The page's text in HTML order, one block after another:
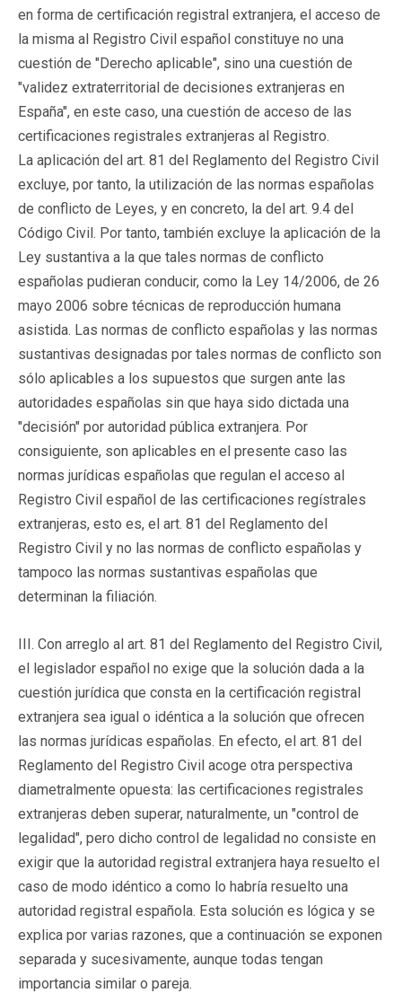
en forma de certificación registral extranjera, el acceso de
la misma al Registro Civil español constituye no una
cuestión de "Derecho aplicable", sino una cuestión de
"validez extraterritorial de decisiones extranjeras en
España", en este caso, una cuestión de acceso de las
certificaciones registrales extranjeras al Registro.
La aplicación del art. 81 del Reglamento del Registro Civil
excluye, por tanto, la utilización de las normas españolas
de conflicto de Leyes, y en concreto, la del art. 9.4 del
Código Civil. Por tanto, también excluye la aplicación de la
Ley sustantiva a la que tales normas de conflicto
españolas pudieran conducir, como la Ley 14/2006, de 26
mayo 2006 sobre técnicas de reproducción humana
asistida. Las normas de conflicto españolas y las normas
sustantivas designadas por tales normas de conflicto son
sólo aplicables a los supuestos que surgen ante las
autoridades españolas sin que haya sido dictada una
"decisión" por autoridad pública extranjera. Por
consiguiente, son aplicables en el presente caso las
normas jurídicas españolas que regulan el acceso al
Registro Civil español de las certificaciones regístrales
extranjeras, esto es, el art. 81 del Reglamento del
Registro Civil y no las normas de conflicto españolas y
tampoco las normas sustantivas españolas que
determinan la filiación.
III. Con arreglo al art. 81 del Reglamento del Registro Civil,
el legislador español no exige que la solución dada a la
cuestión jurídica que consta en la certificación registral
extranjera sea igual o idéntica a la solución que ofrecen
las normas jurídicas españolas. En efecto, el art. 81 del
Reglamento del Registro Civil acoge otra perspectiva
diametralmente opuesta: las certificaciones registrales
extranjeras deben superar, naturalmente, un "control de
legalidad", pero dicho control de legalidad no consiste en
exigir que la autoridad registral extranjera haya resuelto el
caso de modo idéntico a como lo habría resuelto una
autoridad registral española. Esta solución es lógica y se
explica por varias razones, que a continuación se exponen
separada y sucesivamente, aunque todas tengan
importancia similar o pareja.